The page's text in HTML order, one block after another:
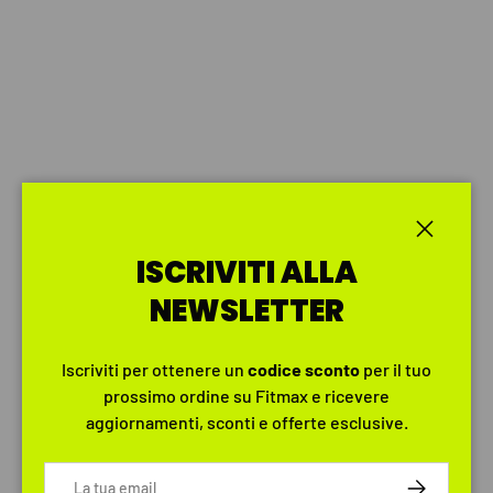
ISCRIVITI ALLA
NEWSLETTER
Iscriviti per ottenere un codicesconto per il tuo
prossimo ordine su Fitmax e ricevere
aggiornamenti, sconti e offerte esclusive.
ISCRIVITI